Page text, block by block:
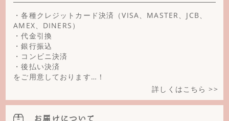
ターコイズ
チェリークォーツ
天眼石
ハウライト
・各種クレジットカード決済（VISA、MASTER、JCB、
AMEX、DINERS）
・代金引換
・銀行振込
・コンビニ決済
・後払い決済
をご用意しております…！
詳しくはこちら >>
お届けについて